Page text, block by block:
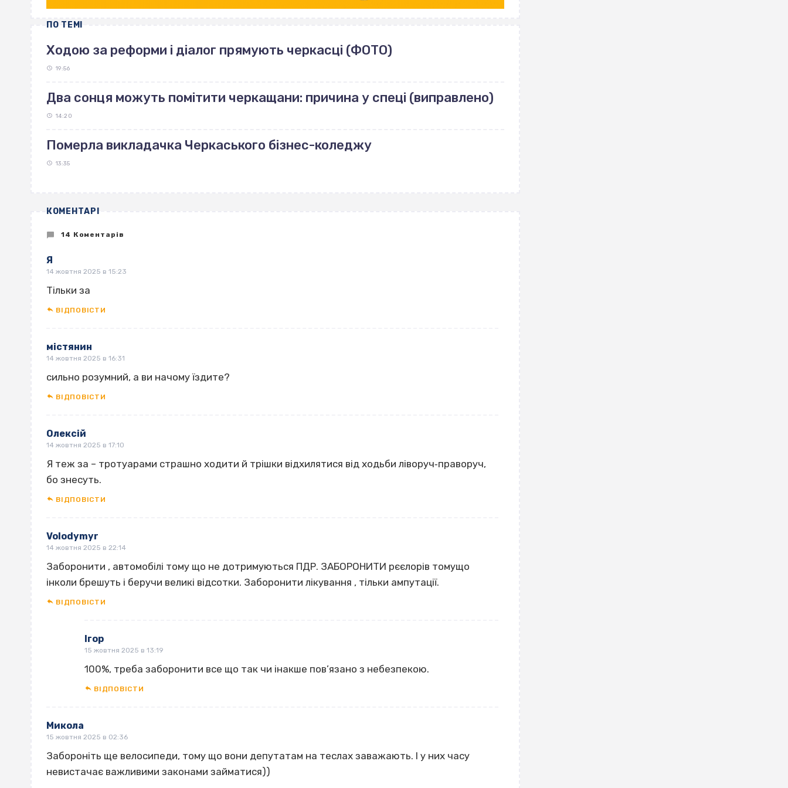
ПО ТЕМІ
Ходою за реформи і діалог прямують черкасці (ФОТО)
19:56
Два сонця можуть помітити черкащани: причина у спеці (виправлено)
14:20
Померла викладачка Черкаського бізнес-коледжу
13:35
КОМЕНТАРІ
14 Коментарів
Я
14 жовтня 2025 в 15:23
Тільки за
ВІДПОВІCТИ
містянин
14 жовтня 2025 в 16:31
сильно розумний, а ви начому їздите?
ВІДПОВІCТИ
Олексій
14 жовтня 2025 в 17:10
Я теж за – тротуарами страшно ходити й трішки відхилятися від ходьби ліворуч‐праворуч,
бо знесуть.
ВІДПОВІCТИ
Volodymyr
14 жовтня 2025 в 22:14
Заборонити , автомобілі тому що не дотримуються ПДР. ЗАБОРОНИТИ рєєлорів томущо
інколи брешуть і беручи великі відсотки. Заборонити лікування , тільки ампутації.
ВІДПОВІCТИ
Ігор
15 жовтня 2025 в 13:19
100%, треба заборонити все що так чи інакше пов’язано з небезпекою.
ВІДПОВІCТИ
Микола
15 жовтня 2025 в 02:36
Забороніть ще велосипеди, тому що вони депутатам на теслах заважають. І у них часу
невистачає важливими законами займатися))